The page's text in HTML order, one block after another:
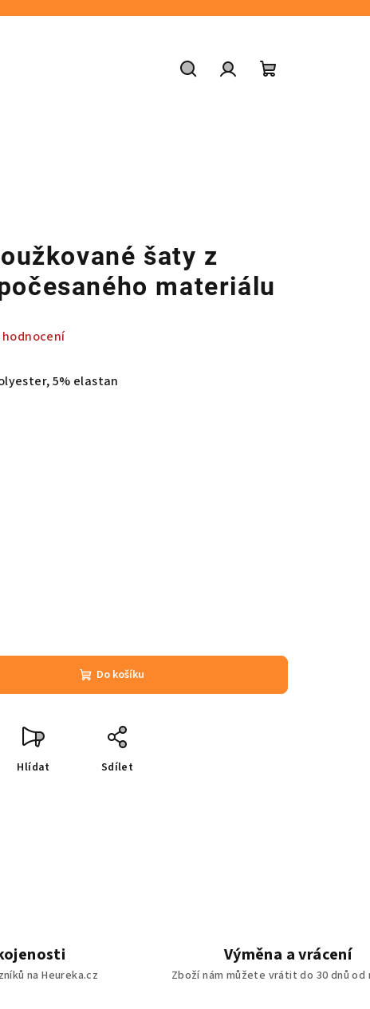
šaty z
materiálu
5% elastan
Do košíku
Hlídat Sdílet
na Heureka.cz
Výměna a vrácení
Zboží nám můžete vrátit do 30 dnů od